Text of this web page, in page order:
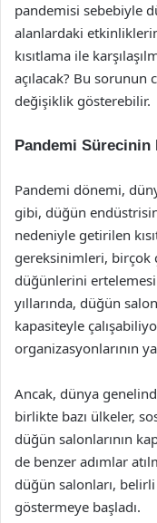
pandemisi sebebiyle
alanlardaki
kısıtlama ile
açılacak? Bu sorunun
değişiklik gösterebilir.
Pandemi Sürecinin
Pandemi dönemi,
gibi, düğün
nedeniyle getirilen
gereksinimleri, birçok
düğünlerini
yıllarında, düğün
kapasiteyle
organizasyonlarının
Ancak, dünya
birlikte bazı ülkeler,
düğün salonlarının
de benzer adımlar
düğün salonları,
göstermeye başladı.